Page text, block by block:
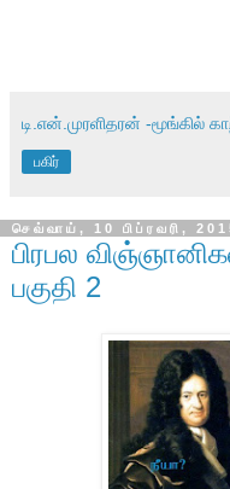
டி.என்.முரளிதரன் -மூங்கில்
பகிர்
செவ்வாய், 10 பிப்ரவரி,
பிரபல
பகுதி 2